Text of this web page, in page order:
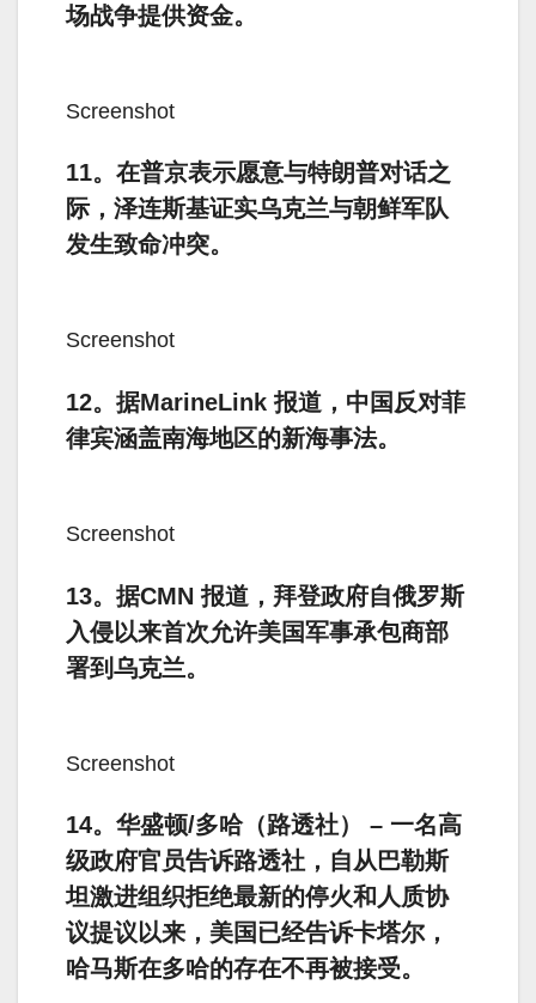
场战争提供资金。
Screenshot
11。在普京表示愿意与特朗普对话之
际，泽连斯基证实乌克兰与朝鲜军队
发生致命冲突。
Screenshot
12。据MarineLink 报道，中国反对菲
律宾涵盖南海地区的新海事法。
Screenshot
13。据CMN 报道，拜登政府自俄罗斯
入侵以来首次允许美国军事承包商部
署到乌克兰。
Screenshot
14。华盛顿/多哈（路透社） – 一名高
级政府官员告诉路透社，自从巴勒斯
坦激进组织拒绝最新的停火和人质协
议提议以来，美国已经告诉卡塔尔，
哈马斯在多哈的存在不再被接受。